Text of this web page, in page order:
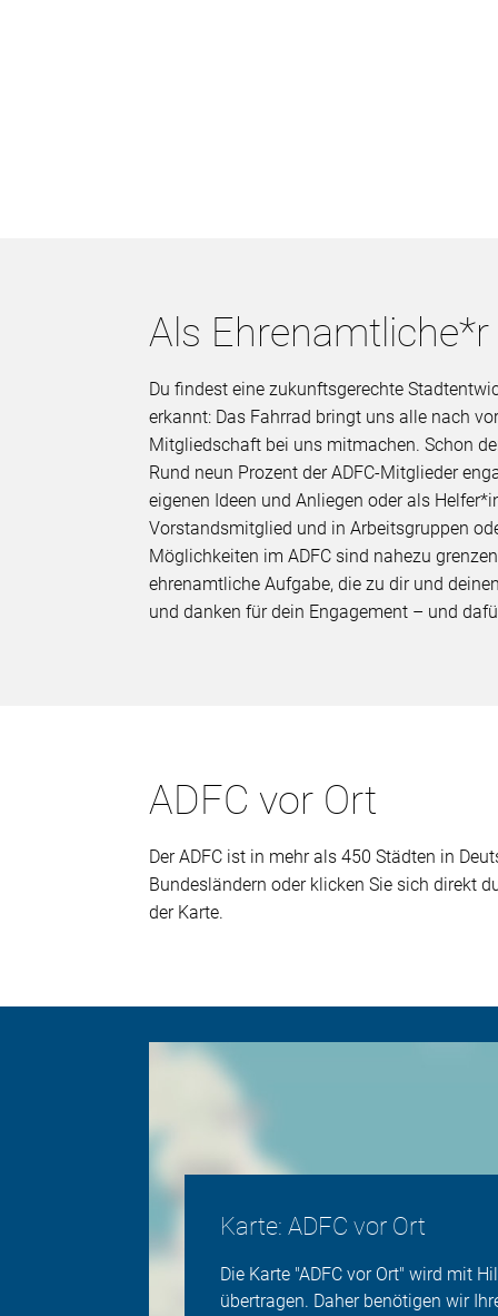
Als Ehrenamtliche*r
Du findest eine zukunftsgerechte
erkannt: Das Fahrrad bringt uns alle nach
Mitgliedschaft bei uns mitmachen. Schon
Rund neun Prozent der ADFC-Mitglieder
eigenen Ideen und Anliegen oder als
Vorstandsmitglied und in Arbeitsgruppen
Möglichkeiten im ADFC sind nahezu
ehrenamtliche Aufgabe, die zu dir und
und danken für dein Engagement – und
ADFC vor Ort
Der ADFC ist in mehr als 450 Städten in
Bundesländern oder klicken Sie sich direkt
der Karte.
Karte: ADFC vor Ort
Die Karte "ADFC vor Ort" wird mit
übertragen. Daher benötigen wir